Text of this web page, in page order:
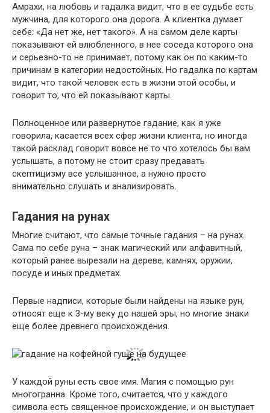
Амрахи, на любовь и гадалка видит, что в ее судьбе есть
мужчина, для которого она дорога. А клиентка думает
себе: «Да нет же, нет такого». А на самом деле карты
показывают ей влюбленного, в нее соседа которого она
и серьезно-то не принимает, потому как он по каким-то
причинам в категории недостойных. Но гадалка по картам
видит, что такой человек есть в жизни этой особы, и
говорит то, что ей показывают карты.
Полноценное или развернутое гадание, как я уже
говорила, касается всех сфер жизни клиента, но иногда
такой расклад говорит вовсе не то что хотелось бы вам
услышать, а потому не стоит сразу предавать
скептицизму все услышанное, а нужно просто
внимательно слушать и анализировать.
Гадания на рунах
Многие считают, что самые точные гадания – на рунах.
Сама по себе руна – знак магический или алфавитный,
который ранее вырезали на дереве, камнях, оружии,
посуде и иных предметах.
Первые надписи, которые были найдены на языке рун,
относят еще к 3-му веку до нашей эры, но многие знаки
еще более древнего происхождения.
У каждой руны есть свое имя. Магия с помощью рун
многогранна. Кроме того, считается, что у каждого
символа есть священное происхождение, и он выступает